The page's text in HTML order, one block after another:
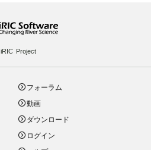
iRIC Project
フォーラム
動画
ダウンロード
ログイン